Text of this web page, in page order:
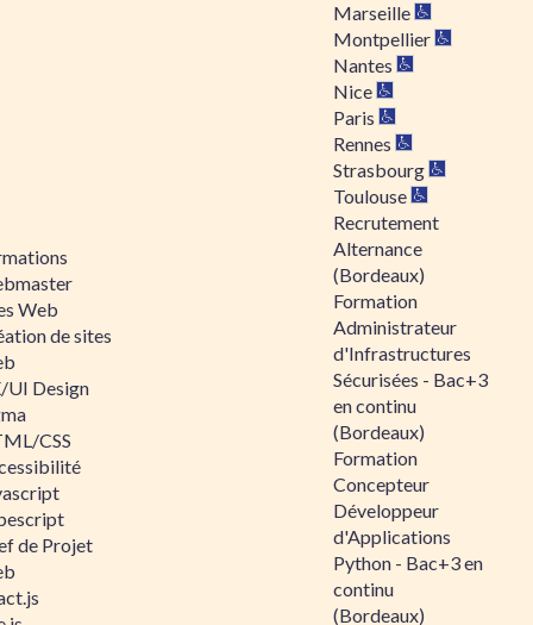
Web
de sites
UI Design
CSS
de Projet
Marseille
Montpellier
Nantes
Nice
Paris
Rennes
Strasbourg
Toulouse
Recrutement
Alternance
(Bordeaux)
Formation
Administrateur
d'Infrastructures
Sécurisées - Bac+3
en continu
(Bordeaux)
Formation
Concepteur
Développeur
d'Applications
Python - Bac+3 en
continu
(Bordeaux)